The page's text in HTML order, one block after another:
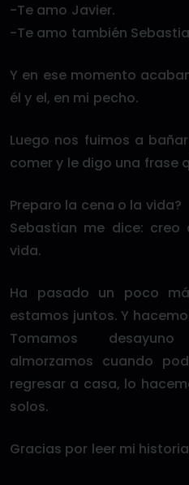
-Te amo Javier.
-Te amo también
Y en ese momento
él y el, en mi pecho.
Luego nos fuimos a
comer y le digo una frase
Preparo la cena o la vida?
Sebastian me dice:
vida.
Ha pasado un poco
estamos juntos. Y
Tomamos
almorzamos cuando
regresar a casa, lo
solos.
Gracias por leer mi